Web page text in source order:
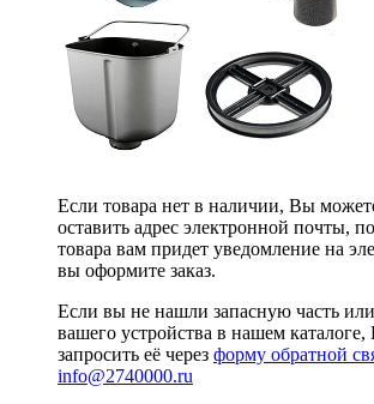
Если товара нет в наличии, Вы
оставить адрес электронной почты,
товара вам придет уведомление на
вы оформите заказ.
Если вы не нашли запасную часть или
вашего устройства в нашем
запросить её через форму обратной
info@2740000.ru